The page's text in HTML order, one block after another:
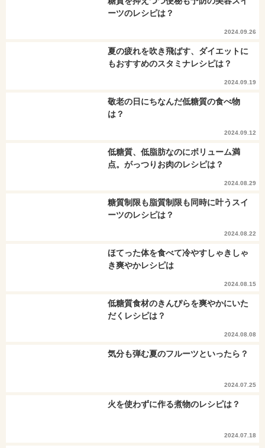
ーツのレシピは？
2024.09.26
夏の疲れを吹き飛ばす、ダイエットに
もおすすめのスタミナレシピは？
2024.09.19
敬老の日にちなんだ低糖質の食べ物
は？
2024.09.12
低糖質、低脂肪なのにボリューム満
点。がっつりお肉のレシピは？
2024.08.29
糖質制限も脂質制限も同時に叶うスイ
ーツのレシピは？
2024.08.22
ほてった体を食べて冷やすしゃきしゃ
き爽やかレシピは
2024.08.15
低糖質食材のきんぴらを爽やかにいた
だくレシピは？
2024.08.08
気分も弾む夏のフルーツといったら？
2024.07.25
火を使わずに作る煮物のレシピは？
2024.07.18